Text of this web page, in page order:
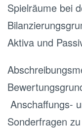
Spielräume bei
Aktiva und
Anschaffungs-
Sonderfragen